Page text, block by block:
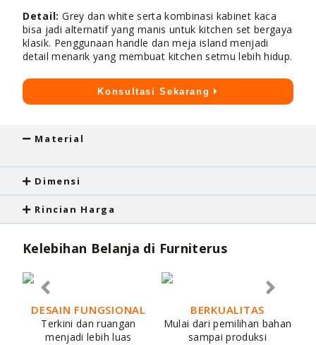
Detail: Grey dan white serta kombinasi kabinet kaca
bisa jadi alternatif yang manis untuk kitchen set bergaya
klasik. Penggunaan handle dan meja island menjadi
detail menarik yang membuat kitchen setmu lebih hidup.
Konsultasi Sekarang
Material
Dimensi
Rincian Harga
Kelebihan Belanja di Furniterus
DESAIN FUNGSIONAL
Terkini dan ruangan
menjadi lebih luas
BERKUALITAS
Mulai dari pemilihan bahan
sampai produksi